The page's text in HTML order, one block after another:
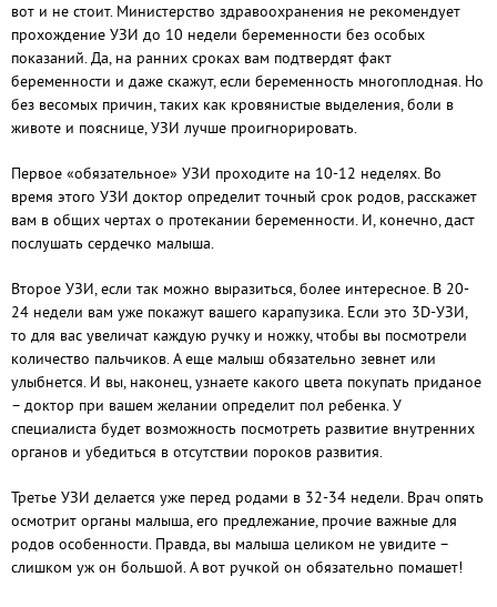
вот и не стоит. Министерство здравоохранения не рекомендует
прохождение УЗИ до 10 недели беременности без особых
показаний. Да, на ранних сроках вам подтвердят факт
беременности и даже скажут, если беременность многоплодная. Но
без весомых причин, таких как кровянистые выделения, боли в
животе и пояснице, УЗИ лучше проигнорировать.
Первое «обязательное» УЗИ проходите на 10-12 неделях. Во
время этого УЗИ доктор определит точный срок родов, расскажет
вам в общих чертах о протекании беременности. И, конечно, даст
послушать сердечко малыша.
Второе УЗИ, если так можно выразиться, более интересное. В 20-
24 недели вам уже покажут вашего карапузика. Если это 3D-УЗИ,
то для вас увеличат каждую ручку и ножку, чтобы вы посмотрели
количество пальчиков. А еще малыш обязательно зевнет или
улыбнется. И вы, наконец, узнаете какого цвета покупать приданое
– доктор при вашем желании определит пол ребенка. У
специалиста будет возможность посмотреть развитие внутренних
органов и убедиться в отсутствии пороков развития.
Третье УЗИ делается уже перед родами в 32-34 недели. Врач опять
осмотрит органы малыша, его предлежание, прочие важные для
родов особенности. Правда, вы малыша целиком не увидите –
слишком уж он большой. А вот ручкой он обязательно помашет!